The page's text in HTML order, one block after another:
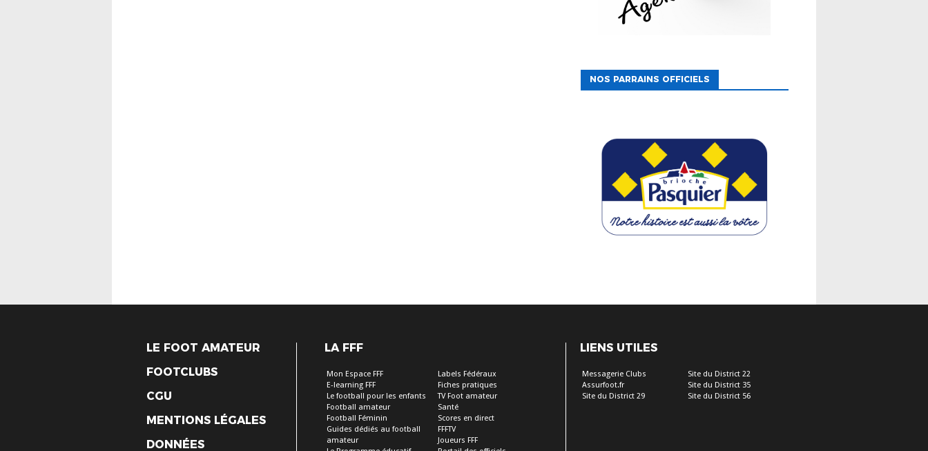
NOS PARRAINS OFFICIELS
LE FOOT AMATEUR
FOOTCLUBS
CGU
MENTIONS LÉGALES
DONNÉES
LA FFF
Mon Espace FFF
E-learning FFF
Le football pour les enfants
Football amateur
Football Féminin
Guides dédiés au football
amateur
Labels Fédéraux
Fiches pratiques
TV Foot amateur
Santé
Scores en direct
FFFTV
Joueurs FFF
LIENS UTILES
Messagerie Clubs
Assurfoot.fr
Site du District 29
Site du District 22
Site du District 35
Site du District 56